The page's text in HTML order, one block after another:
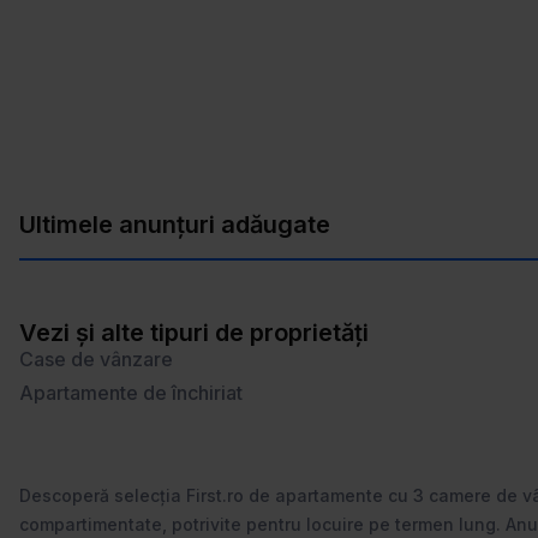
Ultimele anunțuri adăugate
Vezi și alte tipuri de proprietăți
Case de vânzare
Apartamente de închiriat
Descoperă selecția First.ro de apartamente cu 3 camere
compartimentate, potrivite pentru locuire pe termen lung.